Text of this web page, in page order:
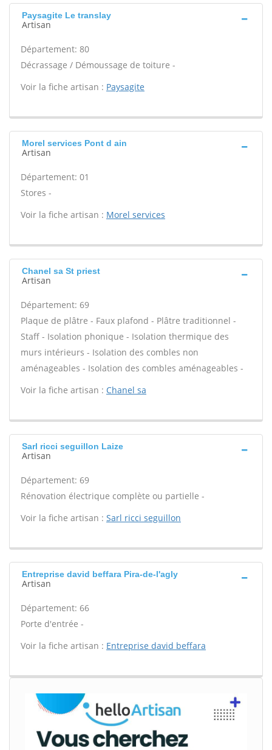
Paysagite Le translay
Artisan
Département: 80
Décrassage / Démoussage de toiture -
Voir la fiche artisan : Paysagite
Morel services Pont d ain
Artisan
Département: 01
Stores -
Voir la fiche artisan : Morel services
Chanel sa St priest
Artisan
Département: 69
Plaque de plâtre - Faux plafond - Plâtre traditionnel -
Staff - Isolation phonique - Isolation thermique des
murs intérieurs - Isolation des combles non
aménageables - Isolation des combles aménageables -
Voir la fiche artisan : Chanel sa
Sarl ricci seguillon Laize
Artisan
Département: 69
Rénovation électrique complète ou partielle -
Voir la fiche artisan : Sarl ricci seguillon
Entreprise david beffara Pira-de-l'agly
Artisan
Département: 66
Porte d'entrée -
Voir la fiche artisan : Entreprise david beffara